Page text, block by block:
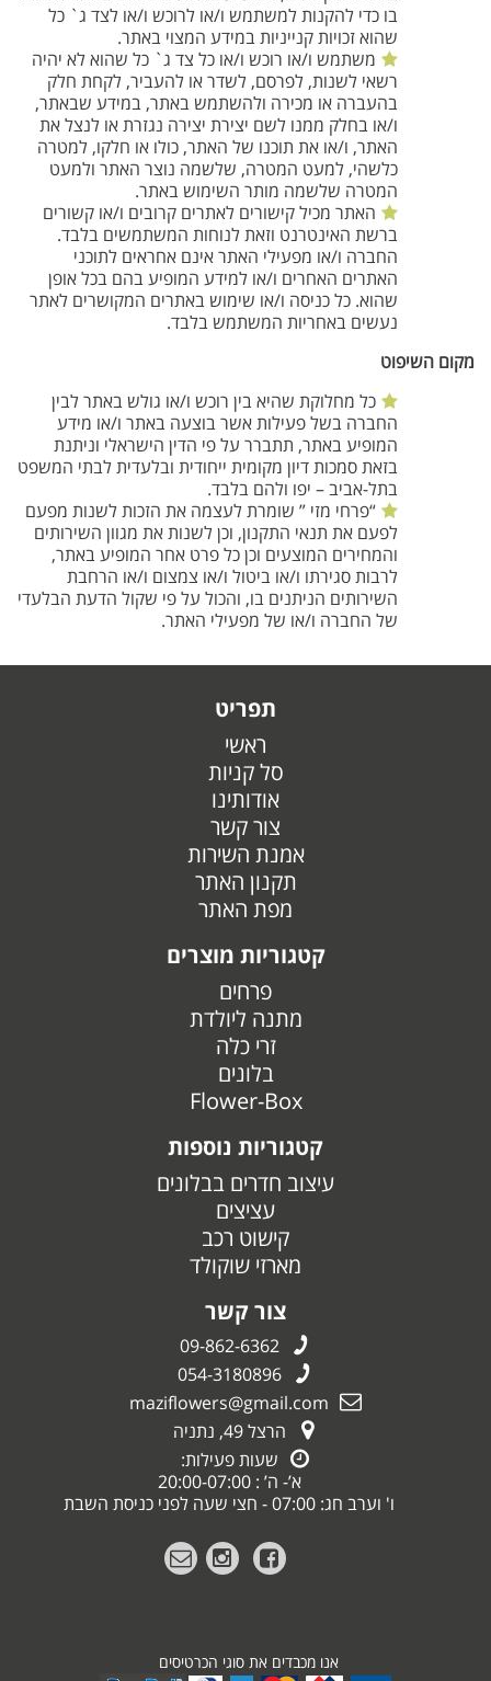
בו כדי להקנות למשתמש ו/או לרוכש ו/או לצד ג` כל
שהוא זכויות קנייניות במידע המצוי באתר.
משתמש ו/או רוכש ו/או כל צד ג` כל שהוא לא יהיה
רשאי לשנות, לפרסם, לשדר או להעביר, לקחת חלק
בהעברה או מכירה ולהשתמש באתר, במידע שבאתר,
ו/או בחלק ממנו לשם יצירת יצירה נגזרת או לנצל את
האתר, ו/או את תוכנו של האתר, כולו או חלקו, למטרה
כלשהי, למעט המטרה, שלשמה נוצר האתר ולמעט
המטרה שלשמה מותר השימוש באתר.
האתר מכיל קישורים לאתרים קרובים ו/או קשורים
ברשת האינטרנט וזאת לנוחות המשתמשים בלבד.
החברה ו/או מפעילי האתר אינם אחראים לתוכני
האתרים האחרים ו/או למידע המופיע בהם בכל אופן
שהוא. כל כניסה ו/או שימוש באתרים המקושרים לאתר
נעשים באחריות המשתמש בלבד.
מקום השיפוט
כל מחלוקת שהיא בין רוכש ו/או גולש באתר לבין
החברה בשל פעילות אשר בוצעה באתר ו/או מידע
המופיע באתר, תתברר על פי הדין הישראלי וניתנת
בזאת סמכות דיון מקומית ייחודית ובלעדית לבתי המשפט
בתל-אביב – יפו ולהם בלבד.
“פרחי מזי ” שומרת לעצמה את הזכות לשנות מפעם
לפעם את תנאי התקנון, וכן לשנות את מגוון השירותים
והמחירים המוצעים וכן כל פרט אחר המופיע באתר,
לרבות סגירתו ו/או ביטול ו/או צמצום ו/או הרחבת
השירותים הניתנים בו, והכול על פי שקול הדעת הבלעדי
של החברה ו/או של מפעילי האתר.
תפריט
ראשי
סל קניות
אודותינו
צור קשר
אמנת השירות
תקנון האתר
מפת האתר
קטגוריות מוצרים
פרחים
מתנה ליולדת
זרי כלה
בלונים
Flower-Box
קטגוריות נוספות
עיצוב חדרים בבלונים
עציצים
קישוט רכב
מארזי שוקולד
צור קשר
09-862-6362
054-3180896
maziflowers@gmail.com
הרצל 49, נתניה
שעות פעילות:
א’- ה’ : 20:00-07:00
ו' וערב חג: 07:00 - חצי שעה לפני כניסת השבת
אנו מכבדים את סוגי הכרטיסים